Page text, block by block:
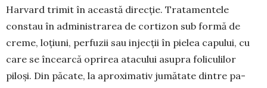
Harvard trimit în această direcție. Tratamentele
constau în adminis­trarea de corti­zon sub formă de
creme, loțiuni, perfuzii sau in­jecții în pielea capului, cu
care se încearcă oprirea atacului asupra foliculilor
piloși. Din păcate, la aproximativ jumă­tate dintre pa­